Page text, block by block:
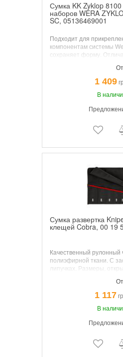
Сумка KK Zyklop
наборов WERA
SC, 05136469001
Подходит для
компонентам системы
сохраняет форму.
Xорошая защита
инструментов от
Поставляется с полоской
1 409
В
Сумка развертка
клещей Cobra, 00 19
Качественный рулонный
полиэфирной ткани. С
липучках. Размеры,
1 117
В